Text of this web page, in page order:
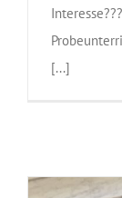
[...]